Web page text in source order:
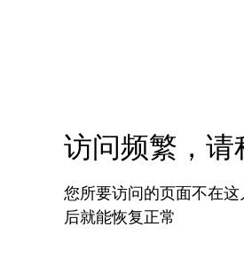
访问频繁，请
您所要访问的页面不在
后就能恢复正常